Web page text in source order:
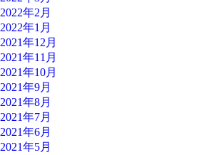
2022年2月
2022年1月
2021年12月
2021年11月
2021年10月
2021年9月
2021年8月
2021年7月
2021年6月
2021年5月